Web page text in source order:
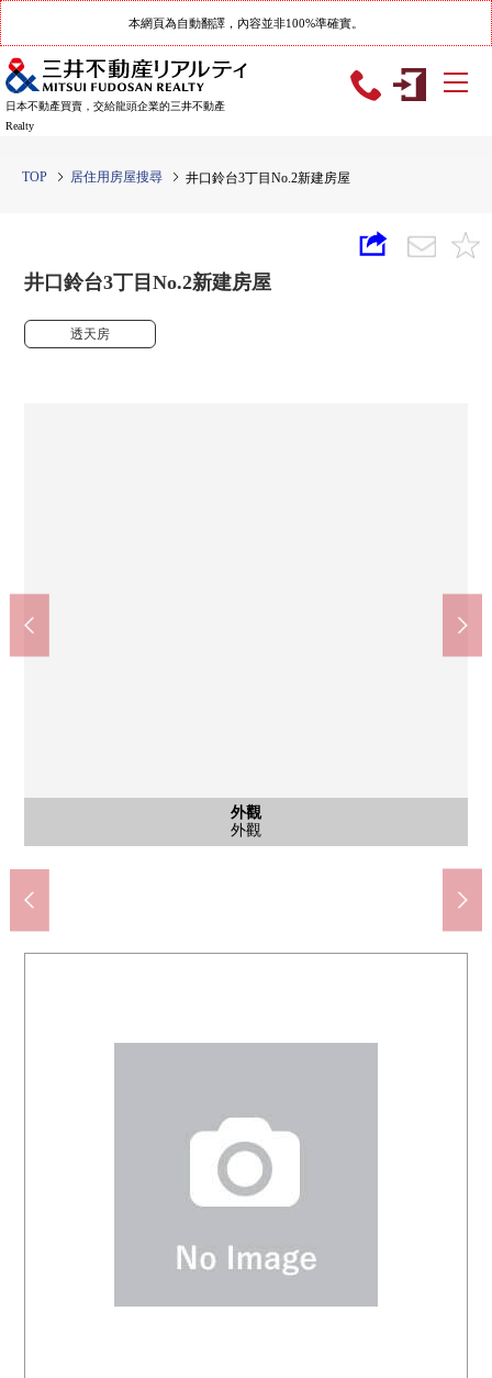
本網頁為自動翻譯，內容並非100%準確實。
日本不動產買賣，交給龍頭企業的三井不動產
Realty
TOP 居住用房屋搜尋 井口鈴台3丁目No.2新建房屋
井口鈴台3丁目No.2新建房屋
透天房
外觀
外觀
含有前面道路的外觀
含有前面道路的外觀
停車場
停車場
客廳
客廳
客廳
客廳
客廳
客廳
客廳
客廳
門口
門口
收納
收納
陽台
陽台
廚房
廚房
收納
收納
其他
入口
廚房
廚房
廁所
廁所
洗臉
洗臉
公共汽車
浴室
室內
室內
室內
室內
室內
室內
室內
室內
收納
收納
收納
收納
室內
室內
室內
室內
廁所
廁所
風景
風景
廣島市立井口小學(約1040m)